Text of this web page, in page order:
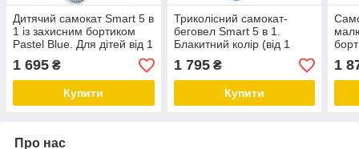
Дитячий самокат Smart 5 в
1 із захисним бортиком
Pastel Blue. Для дітей від 1
року
1 695 ₴
Купити
Триколісний самокат-
беговел Smart 5 в 1.
Блакитний колір (від 1
року, великі колеса, що
світяться)
1 795₴
Купити
1.
та
1
Про нас